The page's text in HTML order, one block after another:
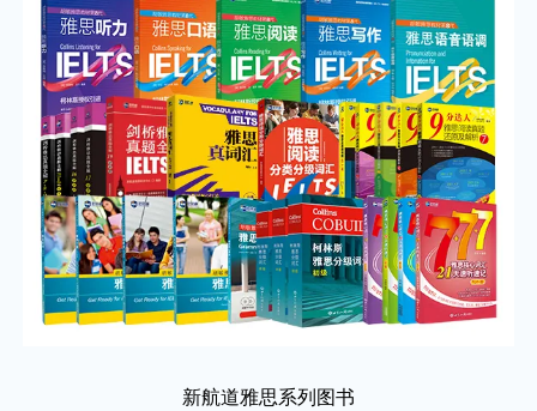
新航道雅思系列图书